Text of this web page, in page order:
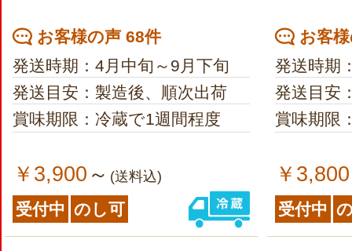
お客様の声 68件
発送時期：4月中旬～9月下旬
発送目安：製造後、順次出荷
賞味期限：冷蔵で1週間程度
￥3,900 ～ (送料込)
受付中 のし可
お客
発送時期
発送目安
賞味期限
￥3,800
受付中